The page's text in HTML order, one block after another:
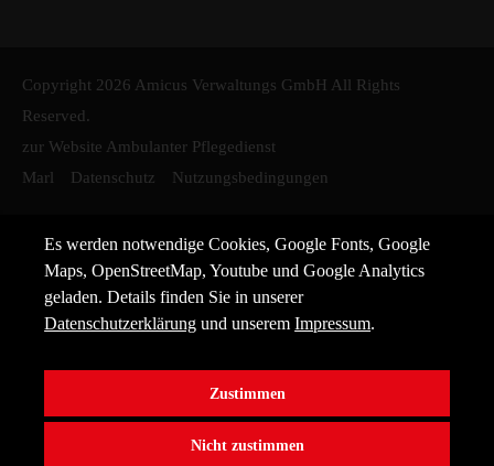
Copyright 2026 Amicus Verwaltungs GmbH All Rights
Reserved.
zur Website Ambulanter Pflegedienst
Marl
Datenschutz Nutzungsbedingungen
Es werden notwendige Cookies, Google Fonts, Google
Maps, OpenStreetMap, Youtube und Google Analytics
geladen. Details finden Sie in unserer
Datenschutzerklärung und unseremImpressum.
Zustimmen
Nicht zustimmen